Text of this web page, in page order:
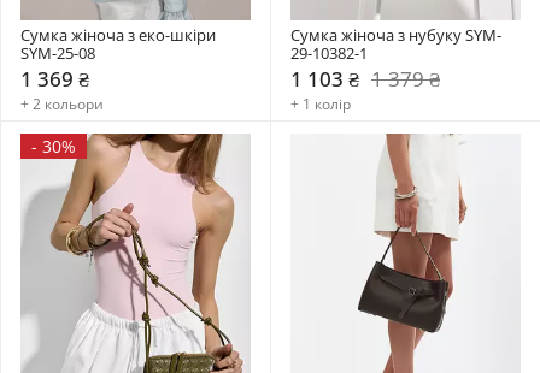
Сумка жіноча з еко-шкіри
SYM-25-08
1 369 ₴
+ 2 кольори
Сумка жіноча з нубуку SYM-
29-10382-1
1 103 ₴ 1 379 ₴
+ 1 колір
- 30%